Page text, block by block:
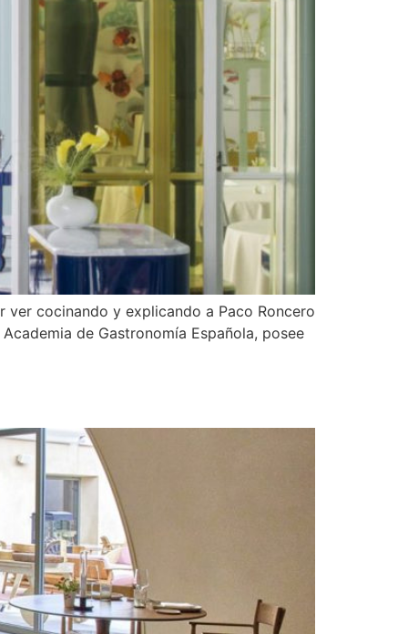
cocinando y explicando a Paco Roncero
de Gastronomía Española, posee